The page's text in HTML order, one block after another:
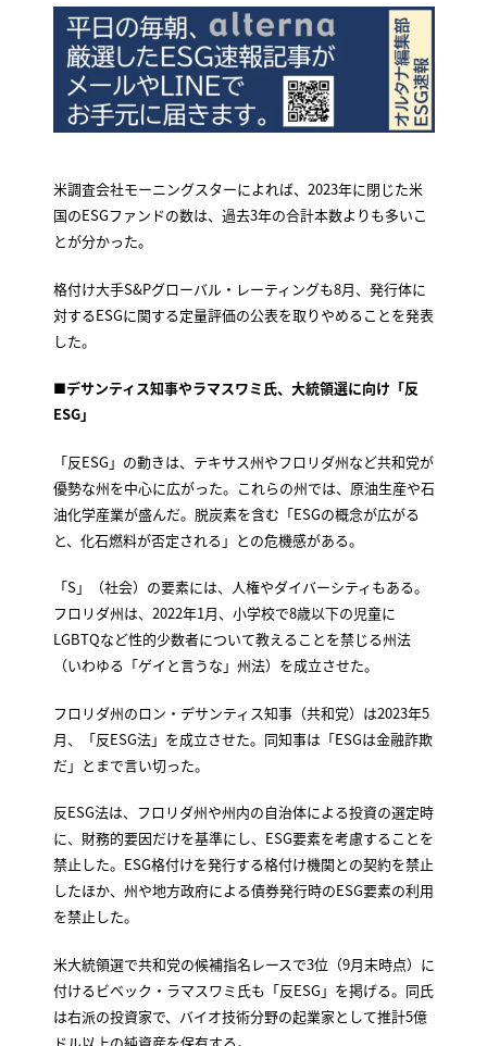
米調査会社モーニングスターによれば、2023年に閉じた米
国のESGファンドの数は、過去3年の合計本数よりも多いこ
とが分かった。
格付け大手S&Pグローバル・レーティングも8月、発行体に
対するESGに関する定量評価の公表を取りやめることを発表
した。
■デサンティス知事やラマスワミ氏、大統領選に向け「反
ESG」
「反ESG」の動きは、テキサス州やフロリダ州など共和党が
優勢な州を中心に広がった。これらの州では、原油生産や石
油化学産業が盛んだ。脱炭素を含む「ESGの概念が広がる
と、化石燃料が否定される」との危機感がある。
「S」（社会）の要素には、人権やダイバーシティもある。
フロリダ州は、2022年1月、小学校で8歳以下の児童に
LGBTQなど性的少数者について教えることを禁じる州法
（いわゆる「ゲイと言うな」州法）を成立させた。
フロリダ州のロン・デサンティス知事（共和党）は2023年5
月、「反ESG法」を成立させた。同知事は「ESGは金融詐欺
だ」とまで言い切った。
反ESG法は、フロリダ州や州内の自治体による投資の選定時
に、財務的要因だけを基準にし、ESG要素を考慮することを
禁止した。ESG格付けを発行する格付け機関との契約を禁止
したほか、州や地方政府による債券発行時のESG要素の利用
を禁止した。
米大統領選で共和党の候補指名レースで3位（9月末時点）に
付けるビベック・ラマスワミ氏も「反ESG」を掲げる。同氏
は右派の投資家で、バイオ技術分野の起業家として推計5億